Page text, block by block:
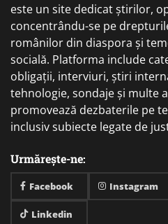
este un site dedicat știrilor,
concentrându-se pe
românilor din diaspora și
socială. Platforma include
obligații, interviuri, știri
tehnologie, sondaje și multe
promovează dezbaterile pe
inclusiv subiecte legate de
Urmărește-ne:
Facebook Instagram
Linkedin